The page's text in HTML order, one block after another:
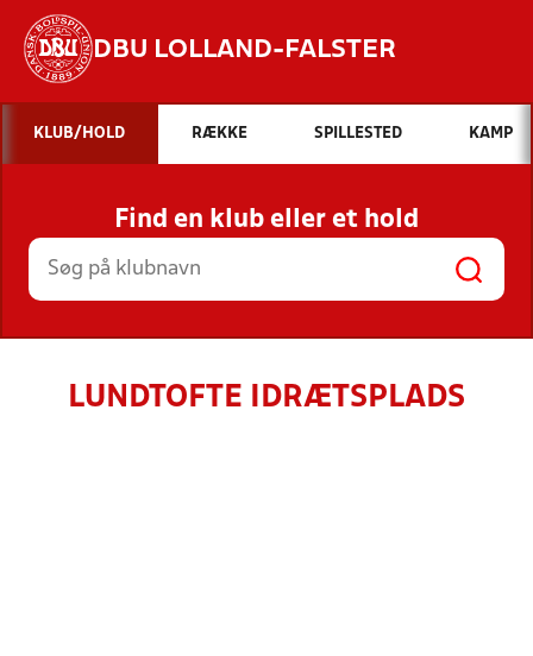
DBU LOLLAND-FALSTER
Hvad vil du søge efter?
INDHOLD OG NYHEDER
STILLINGER, RESULTATER, KLUBBER OG
HOLD
KLUB/HOLD RÆKKE SPILLESTED KAMP
Find en klub eller et hold
LUNDTOFTE IDRÆTSPLADS